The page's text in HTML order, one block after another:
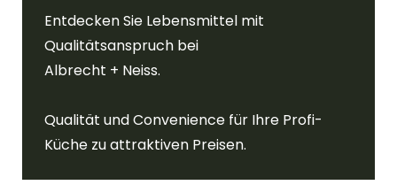
Entdecken Sie Lebensmittel mit
Qualitätsanspruch bei
Albrecht + Neiss.
Qualität und Convenience für Ihre Profi-
Küche zu attraktiven Preisen.